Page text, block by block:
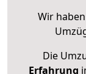
Wir
Die
Erfahrung